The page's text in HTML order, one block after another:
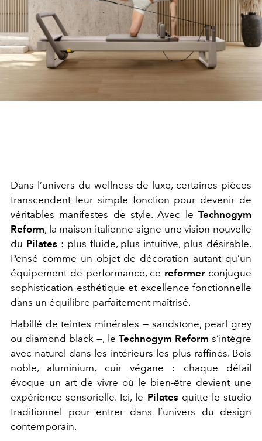
Dans l’univers du wellness de luxe, certaines pièces
transcendent leur simple fonction pour devenir de
véritables manifestes de style. Avec le Technogym
Reform, la maison italienne signe une vision nouvelle
du Pilates : plus fluide, plus intuitive, plus désirable.
Pensé comme un objet de décoration autant qu’un
équipement de performance, ce reformerconjugue
sophistication esthétique et excellence fonctionnelle
dans un équilibre parfaitement maîtrisé.
Habillé de teintes minérales — sandstone, pearl grey
ou diamond black —, le Technogym Reform s’intègre
avec naturel dans les intérieurs les plus raffinés. Bois
noble, aluminium, cuir végane : chaque détail
évoque un art de vivre où le bien-être devient une
expérience sensorielle. Ici, le Pilates quitte le studio
traditionnel pour entrer dans l’univers du design
contemporain.